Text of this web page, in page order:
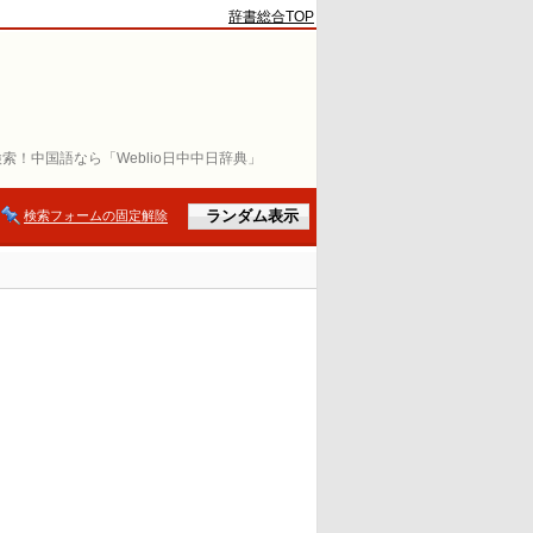
！中国語なら「Weblio日中中日辞典」
辞書総合TOP
検索フォームの固定解除